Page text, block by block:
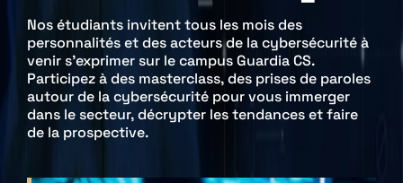
Nos étudiants invitent tous les mois des
personnalités et des acteurs de la cybersécurité à
venir s'exprimer sur le campus Guardia CS.
Participez à des masterclass, des prises de paroles
autour de la cybersécurité pour vous immerger
dans le secteur, décrypter les tendances et faire
de la prospective.